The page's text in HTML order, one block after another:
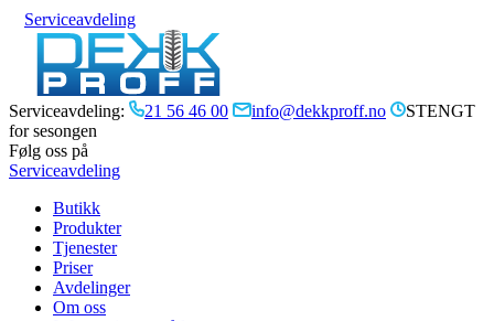
Serviceavdeling
Serviceavdeling: 21 56 46 00 info@dekkproff.no
STENGT
for sesongen
Følg oss på
Serviceavdeling
Butikk
Produkter
Tjenester
Priser
Avdelinger
Om oss